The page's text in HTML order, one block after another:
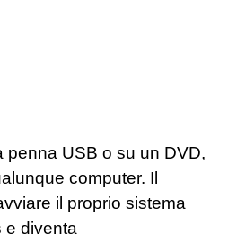
penna USB o su un DVD,
computer. Il
il proprio sistema
e diventa